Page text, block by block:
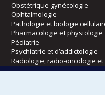
Obstétrique-gynécologie
Ophtalmologie
Pathologie et biologie
Pharmacologie et physiologie
Pédiatrie
Psychiatrie et d’addictologie
Radiologie, radio-oncologie